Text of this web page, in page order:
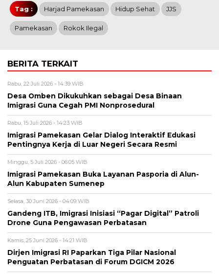
Tag : Harjad Pamekasan Hidup Sehat JJS
Pamekasan Rokok Ilegal
BERITA TERKAIT
Rabu, 22 Juli 2026 - 14:39 WIB
Desa Omben Dikukuhkan sebagai Desa Binaan
Imigrasi Guna Cegah PMI Nonprosedural
Rabu, 15 Juli 2026 - 14:23 WIB
Imigrasi Pamekasan Gelar Dialog Interaktif Edukasi
Pentingnya Kerja di Luar Negeri Secara Resmi
Minggu, 5 Juli 2026 - 06:05 WIB
Imigrasi Pamekasan Buka Layanan Pasporia di Alun-
Alun Kabupaten Sumenep
Selasa, 30 Juni 2026 - 04:09 WIB
Gandeng ITB, Imigrasi Inisiasi “Pagar Digital” Patroli
Drone Guna Pengawasan Perbatasan
Kamis, 25 Juni 2026 - 14:21 WIB
Dirjen Imigrasi RI Paparkan Tiga Pilar Nasional
Penguatan Perbatasan di Forum DGICM 2026